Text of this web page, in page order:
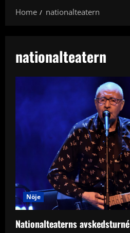
Home
nationalteatern
nationalteatern
Nöje
Nationalteaterns avskedsturné